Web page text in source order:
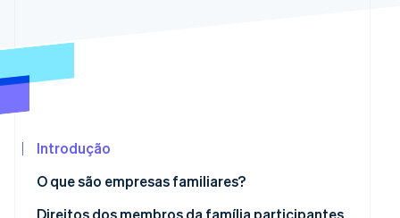
Stripe Sessions 2026
Introdução
O que são empresas familiares?
Quem pode participar?
Direitos dos membros da família participantes